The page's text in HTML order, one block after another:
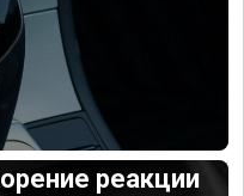
реакции